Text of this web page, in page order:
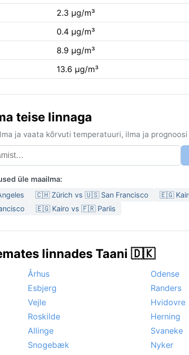
2.3 µg/m³
0.4 µg/m³
8.9 µg/m³
13.6 µg/m³
teise linnaga
ja vaata kõrvuti temperatuuri, ilma ja
üle maailma:
🇨🇭 Zürich vs 🇺🇸 San Francisco 🇪🇬
🇪🇬 Kairo vs 🇫🇷 Pariis
linnades Taani 🇩🇰
Århus Odense
Esbjerg Randers
Vejle Hvidovre
Roskilde Herning
Allinge Svaneke
Snogebæk Nyker